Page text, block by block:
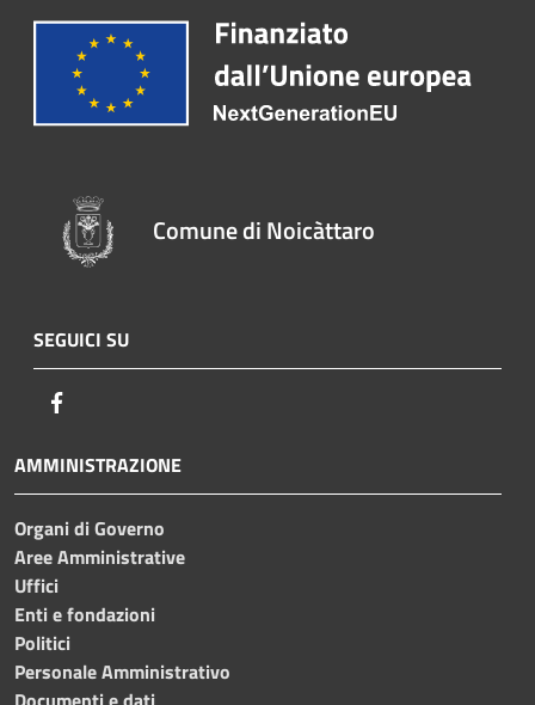
Comune di Noicàttaro
SEGUICI SU
AMMINISTRAZIONE
Organi di Governo
Aree Amministrative
Uffici
Enti e fondazioni
Politici
Personale Amministrativo